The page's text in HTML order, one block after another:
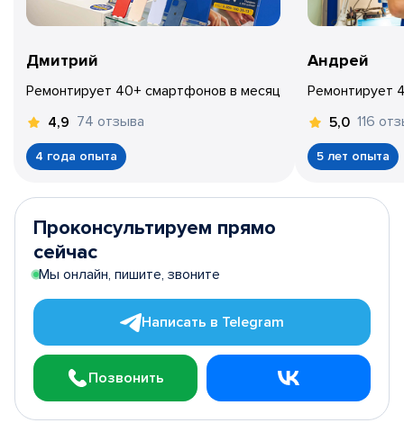
Дмитрий
Ремонтирует 40+ смартфонов в месяц
4,9 74 отзыва
4 года опыта
Андрей
Ремонтирует
5,0 116
5 лет опыта
Проконсультируем прямо
сейчас
Мы онлайн, пишите, звоните
Написать в Telegram
Позвонить